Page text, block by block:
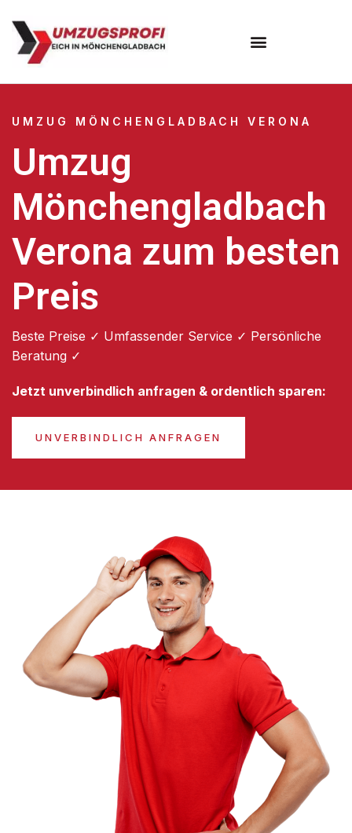
UMZUG MÖNCHENGLADBACH VERONA
Umzug
Mönchengladbach
Verona zum besten
Preis
Beste Preise ✓ Umfassender Service ✓ Persönliche
Beratung ✓
Jetzt unverbindlich anfragen & ordentlich sparen:
UNVERBINDLICH ANFRAGEN